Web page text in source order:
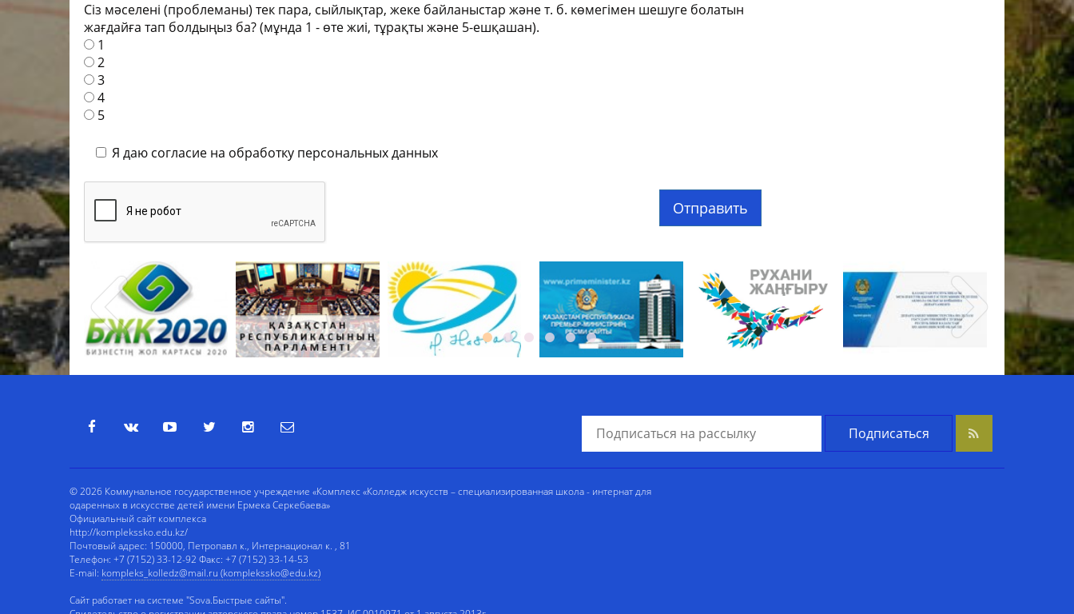
Сіз мәселені (проблеманы) тек пара, сыйлықтар, жеке байланыстар және т. б. көмегімен шешуге болатын
жағдайға тап болдыңыз ба? (мұнда 1 - өте жиі, тұрақты және 5-ешқашан).
1
2
3
4
5
Я даю согласие на обработку персональных данных
Отправить
© 2026 Коммунальное государственное учреждение «Комплекс «Колледж искусств – специализированная школа - интернат для
одаренных в искусстве детей имени Ермека Серкебаева»
Официальный сайт комплекса
http://komplekssko.edu.kz/
Почтовый адрес: 150000, Петропавл к., Интернационал к. , 81
Телефон: +7 (7152) 33-12-92 Факс: +7 (7152) 33-14-53
E-mail: kompleks_kolledz@mail.ru (komplekssko@edu.kz)
Сайт работает на системе "Sova.Быстрые сайты".